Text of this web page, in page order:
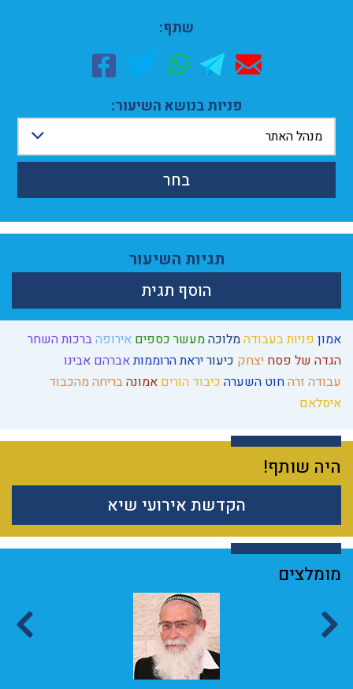
אמון פניות בעבודהמלוכהמעשר כספים אירופהברכות השחר
הגדה של פסח יצחק כיעוריראת הרוממותאברהם אבינו
עבודה זרהחוט השערה כיבוד הורים אמונהבריחה מהכבוד
איסלאם
היה שותף!
הקדשת אירועי שיא
שתף:
פניות בנושא השיעור:
מנהל האתר
בחר
תגיות השיעור
הוסף תגית
מומלצים